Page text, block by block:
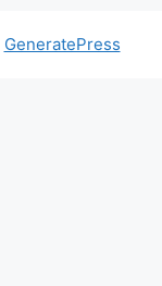
GeneratePress